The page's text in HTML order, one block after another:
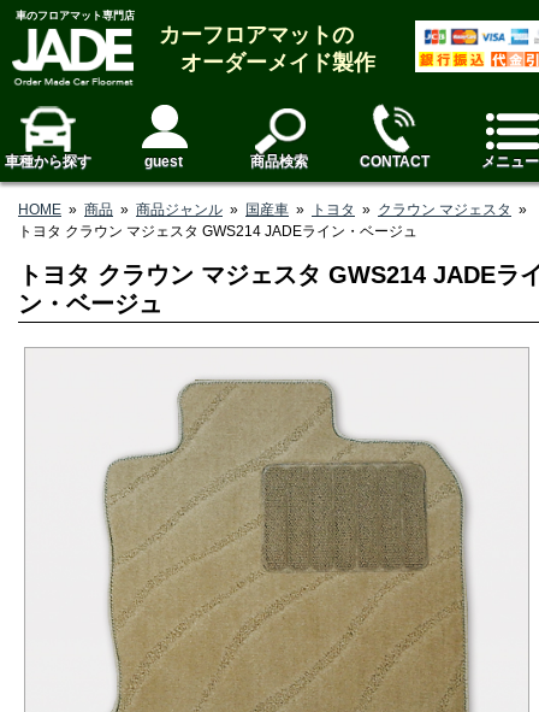
車のフロアマット専門店
カーフロアマットの
オーダーメイド製作
車種から探す guest 商品検索 CONTACT メニュー
HOME » 商品 » 商品ジャンル » 国産車 » トヨタ » クラウン マジェスタ »
トヨタ クラウン マジェスタ GWS214 JADEライン・ベージュ
トヨタ クラウン マジェスタ GWS214 JADEラ
ン・ベージュ